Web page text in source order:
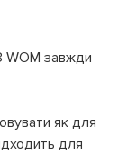
WOM завжди
як для
для